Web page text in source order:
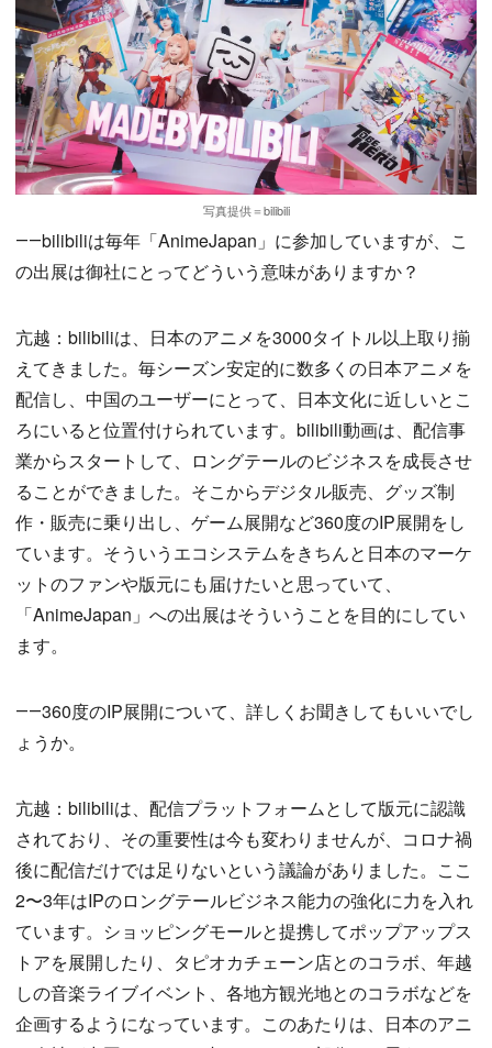
写真提供＝bilibili
――bilibiliは毎年「AnimeJapan」に参加していますが、こ
の出展は御社にとってどういう意味がありますか？
亢越：bilibiliは、日本のアニメを3000タイトル以上取り揃
えてきました。毎シーズン安定的に数多くの日本アニメを
配信し、中国のユーザーにとって、日本文化に近しいとこ
ろにいると位置付けられています。bilibili動画は、配信事
業からスタートして、ロングテールのビジネスを成長させ
ることができました。そこからデジタル販売、グッズ制
作・販売に乗り出し、ゲーム展開など360度のIP展開をし
ています。そういうエコシステムをきちんと日本のマーケ
ットのファンや版元にも届けたいと思っていて、
「AnimeJapan」への出展はそういうことを目的にしてい
ます。
――360度のIP展開について、詳しくお聞きしてもいいでし
ょうか。
亢越：bilibiliは、配信プラットフォームとして版元に認識
されており、その重要性は今も変わりませんが、コロナ禍
後に配信だけでは足りないという議論がありました。ここ
2〜3年はIPのロングテールビジネス能力の強化に力を入れ
ています。ショッピングモールと提携してポップアップス
トアを展開したり、タピオカチェーン店とのコラボ、年越
しの音楽ライブイベント、各地方観光地とのコラボなどを
企画するようになっています。このあたりは、日本のアニ